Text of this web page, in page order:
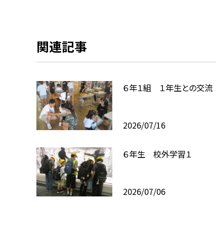
関連記事
６年１組 １年生との交流
2026/07/16
６年生 校外学習１
2026/07/06